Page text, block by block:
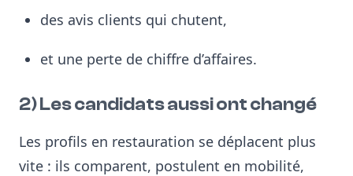
des avis clients qui chutent,
et une perte de chiffre d’affaires.
2) Les candidats aussi ont changé
Les profils en restauration se déplacent plus
vite : ils comparent, postulent en mobilité,